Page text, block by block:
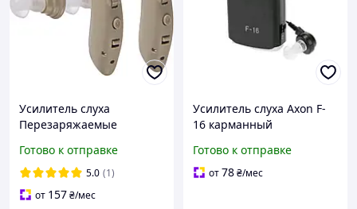
Усилитель слуха
Перезаряжаемые
устройства усилителя
звука PSAP для пожилых
людей, по ухам, BTE
Готово к отправке
5.0 (1)
от 157₴/мес
Усилитель слуха Axon F-
16 карманный
Готово к отправке
от78₴/мес